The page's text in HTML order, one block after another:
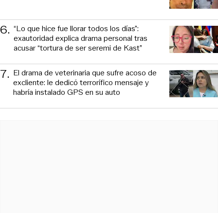
6. “Lo que hice fue llorar todos los días”:
exautoridad explica drama personal tras
acusar “tortura de ser seremi de Kast”
7. El drama de veterinaria que sufre acoso de
excliente: le dedicó terrorífico mensaje y
habría instalado GPS en su auto